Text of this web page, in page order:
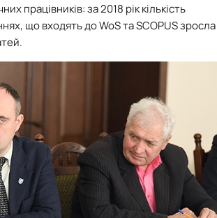
працівників: за 2018 рік кількість
що входять до WoS та SCOPUS зросла